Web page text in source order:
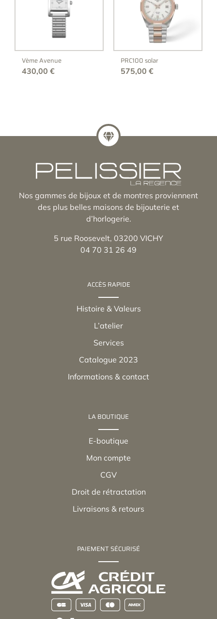
Vème Avenue
430,00 €
PRC100 solar
575,00 €
Nos gammes de bijoux et de montres proviennent
des plus belles maisons de bijouterie et
d’horlogerie.
5 rue Roosevelt, 03200 VICHY
04 70 31 26 49
ACCÈS RAPIDE
Histoire & Valeurs
L’atelier
Services
Catalogue 2023
Informations & contact
LA BOUTIQUE
E-boutique
Mon compte
CGV
Droit de rétractation
Livraisons & retours
PAIEMENT SÉCURISÉ